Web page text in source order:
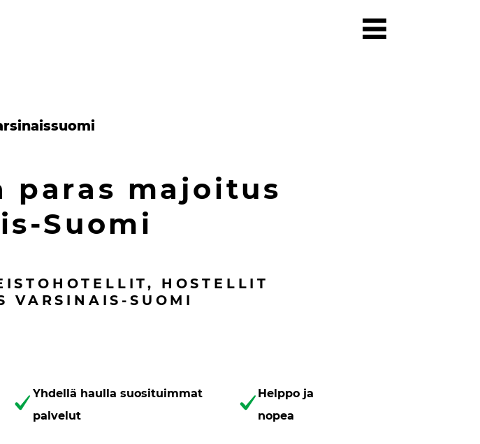
paras majoitus
Suomi
HOSTELLIT
VARSINAIS-SUOMI
Yhdellä haulla suosituimmat
palvelut
Helppo ja
nopea